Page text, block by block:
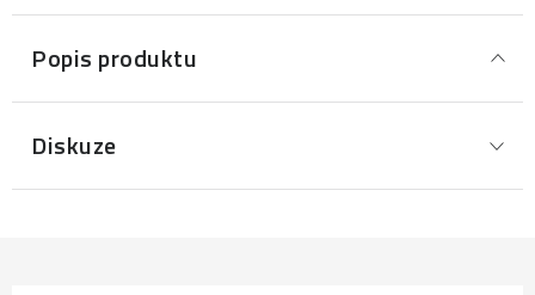
Popis produktu
Diskuze